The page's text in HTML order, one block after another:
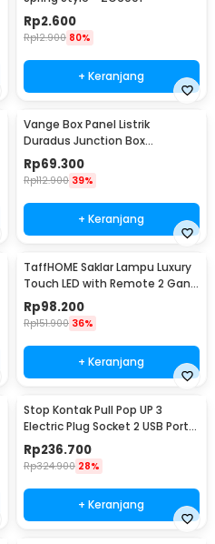
Rp2.600
Rp12.900 80%
+ Keranjang
Vange Box Panel Listrik
Duradus Junction Box
Waterproof 238x160x90mm -
VG-I01
Rp69.300
Rp112.900 39%
+ Keranjang
TaffHOME Saklar Lampu Luxury
Touch LED with Remote 2 Gang
- XJG-DH001
Rp98.200
Rp151.900 36%
+ Keranjang
Stop Kontak Pull Pop UP 3
Electric Plug Socket 2 USB Port
EU - PDU
Rp236.700
Rp324.900 28%
+ Keranjang